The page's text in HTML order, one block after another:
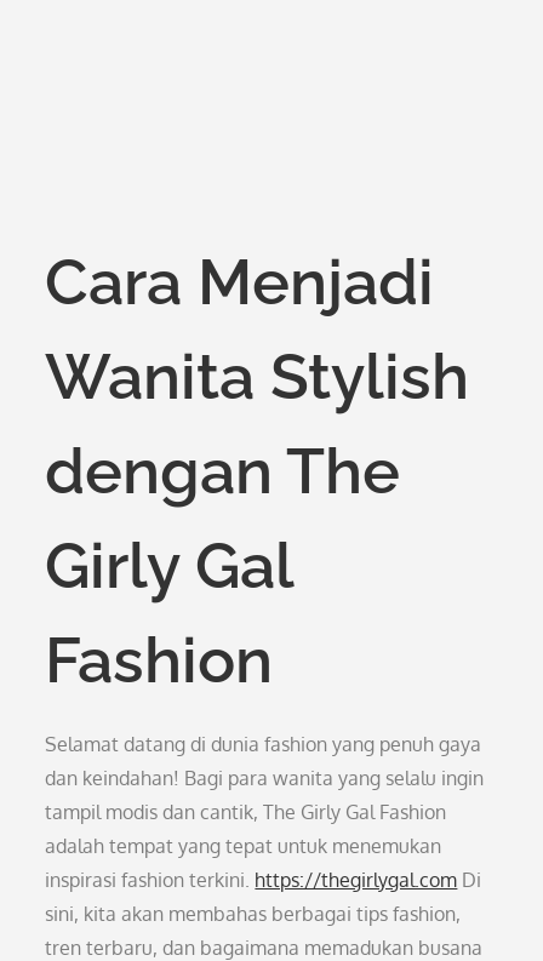
Cara Menjadi
Wanita Stylish
dengan The
Girly Gal
Fashion
Selamat datang di dunia fashion yang penuh gaya
dan keindahan! Bagi para wanita yang selalu ingin
tampil modis dan cantik, The Girly Gal Fashion
adalah tempat yang tepat untuk menemukan
inspirasi fashion terkini. https://thegirlygal.com Di
sini, kita akan membahas berbagai tips fashion,
tren terbaru, dan bagaimana memadukan busana